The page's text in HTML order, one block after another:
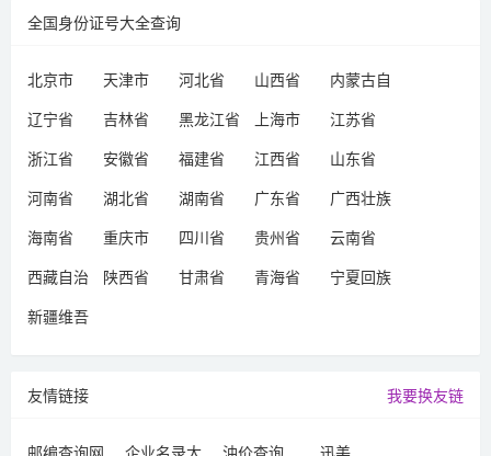
全国身份证号大全查询
北京市 天津市 河北省 山西省
内蒙古自
治区
辽宁省 吉林省 黑龙江省 上海市
江苏省
浙江省
安徽省 福建省 江西省
山东省
河南省
湖北省 湖南省 广东省
广西壮族
自治区
海南省 重庆市 四川省 贵州省
云南省
西藏自治
区
陕西省 甘肃省 青海省
宁夏回族
新疆维吾
友情链接 我要换友链
邮编查询网 企业名录大 油价查询 迅美